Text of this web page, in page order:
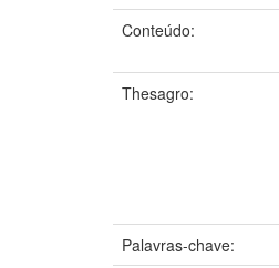
Conteúdo:
Thesagro:
Palavras-chave: